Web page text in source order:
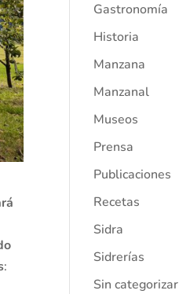
:
Gastronomía
Historia
Manzana
Manzanal
Museos
Prensa
Publicaciones
Recetas
Sidra
Sidrerías
Sin categorizar